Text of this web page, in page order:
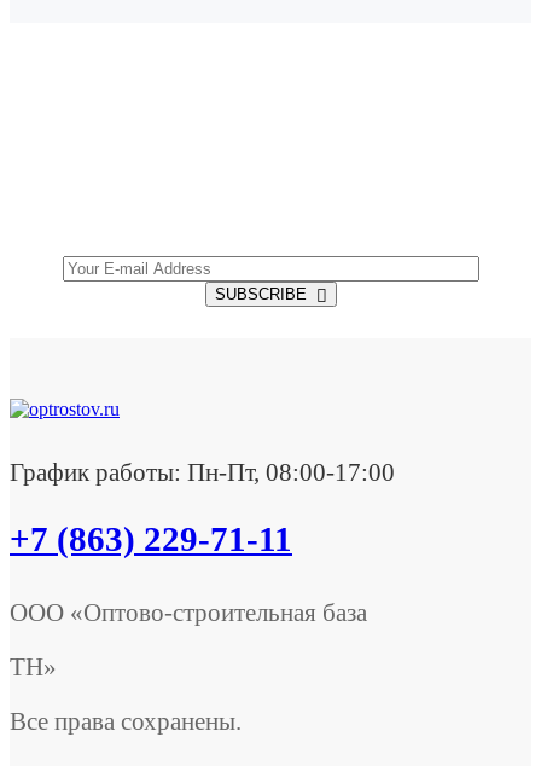
SUBSCRIBE
График работы: Пн-Пт, 08:00-17:00
+7 (863) 229-71-11
ООО «Оптово-строительная база
ТН»
Все права сохранены.